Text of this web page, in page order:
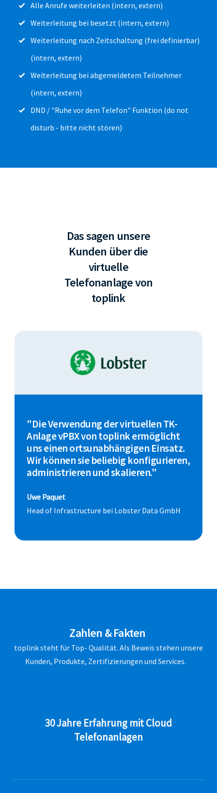
Alle Anrufe weiterleiten (intern, extern)
Weiterleitung bei besetzt (intern, extern)
Weiterleitung nach Zeitschaltung (frei definierbar)
(intern, extern)
Weiterleitung bei abgemeldetem Teilnehmer
(intern, extern)
DND / "Ruhe vor dem Telefon" Funktion (do not
disturb - bitte nicht stören)
Das sagen unsere
Kunden über die
virtuelle
Telefonanlage von
toplink
"Die Verwendung der virtuellen TK-
Anlage vPBX von toplink ermöglicht
uns einen ortsunabhängigen Einsatz.
Wir können sie beliebig konfigurieren,
administrieren und skalieren."
Uwe Paquet
Head of Infrastructure bei Lobster Data GmbH
Zahlen & Fakten
toplink steht für Top- Qualität. Als Beweis stehen unsere
Kunden, Produkte, Zertifizierungen und Services.
30 Jahre Erfahrung mit Cloud
Telefonanlagen